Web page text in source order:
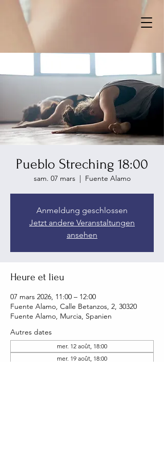
Pueblo Streching 18:00
sam. 07 mars
  |
Fuente Alamo
Anmeldung geschlossen
Jetzt andere Veranstaltungen
ansehen
Heure et lieu
07 mars 2026, 11:00 – 12:00
Fuente Alamo, Calle Betanzos, 2, 30320
Fuente Alamo, Murcia, Spanien
Autres dates
mer. 12 août, 18:00
mer. 19 août, 18:00